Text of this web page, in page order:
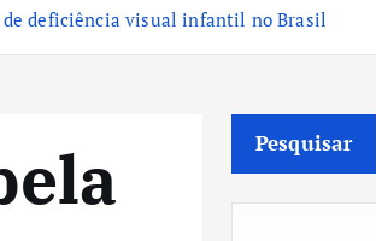
de deficiência visual infantil no Brasil
Pesquisar